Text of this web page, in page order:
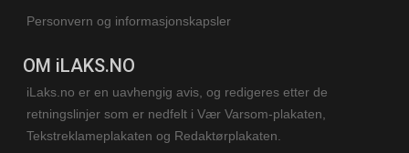
Personvern og informasjonskapsler
OM iLAKS.NO
iLaks.no er en uavhengig avis, og redigeres etter de
retningslinjer som er nedfelt i Vær Varsom-plakaten,
Tekstreklameplakaten og Redaktørplakaten.